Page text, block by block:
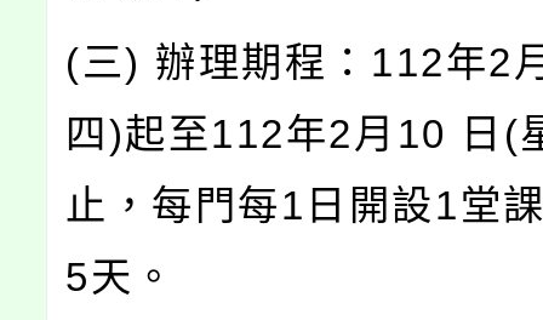
(三) 辦理期程：112年2
四)起至112年2月10 日(
止，每門每1日開設1堂
5天。